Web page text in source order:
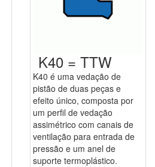
K40 = TTW
K40 é uma vedação de
pistão de duas peças e
efeito único, composta por
um perfil de vedação
assimétrico com canais de
ventilação para entrada de
pressão e um anel de
suporte termoplástico.